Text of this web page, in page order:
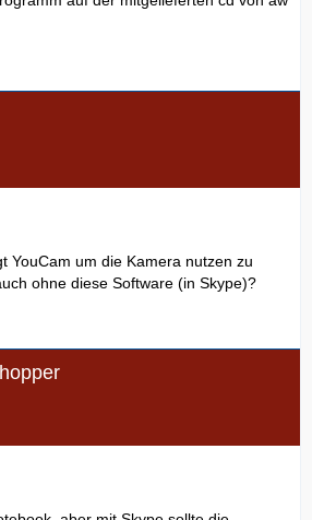
YouCam um die Kamera nutzen zu
ohne diese Software (in Skype)?